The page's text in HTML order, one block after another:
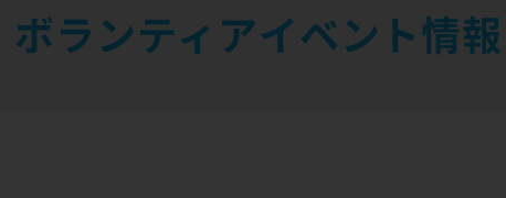
ボランティアイベント情報